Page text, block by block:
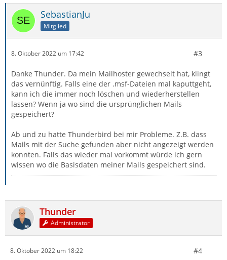
SebastianJu
Mitglied
8. Oktober 2022 um 17:42 #3
Danke Thunder. Da mein Mailhoster gewechselt hat, klingt
das vernünftig. Falls eine der .msf-Dateien mal kaputtgeht,
kann ich die immer noch löschen und wiederherstellen
lassen? Wenn ja wo sind die ursprünglichen Mails
gespeichert?
Ab und zu hatte Thunderbird bei mir Probleme. Z.B. dass
Mails mit der Suche gefunden aber nicht angezeigt werden
konnten. Falls das wieder mal vorkommt würde ich gern
wissen wo die Basisdaten meiner Mails gespeichert sind.
Thunder
Administrator
8. Oktober 2022 um 18:22 #4